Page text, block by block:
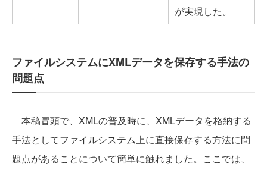
が実現した。
ファイルシステムにXMLデータを保存する手法の
問題点
本稿冒頭で、XMLの普及時に、XMLデータを格納する
手法としてファイルシステム上に直接保存する方法に問
題点があることについて簡単に触れました。ここでは、